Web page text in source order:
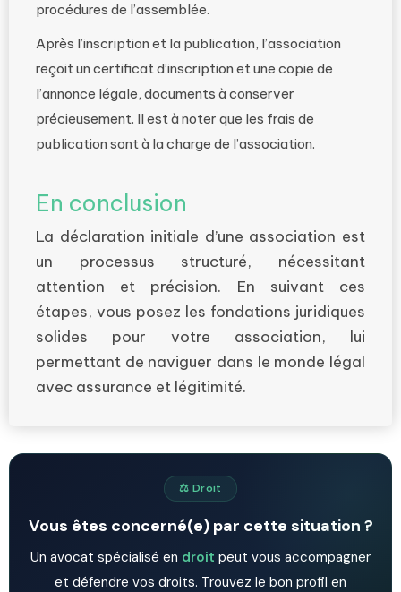
procédures de l’assemblée.
Après l’inscription et la publication, l’association
reçoit un certificat d’inscription et une copie de
l’annonce légale, documents à conserver
précieusement. Il est à noter que les frais de
publication sont à la charge de l’association.
En conclusion
La déclaration initiale d’une association est
un processus structuré, nécessitant
attention et précision. En suivant ces
étapes, vous posez les fondations juridiques
solides pour votre association, lui
permettant de naviguer dans le monde légal
avec assurance et légitimité.
⚖️ Droit
Vous êtes concerné(e) par cette situation ?
Un avocat spécialisé en droit peut vous accompagner
et défendre vos droits. Trouvez le bon profil en